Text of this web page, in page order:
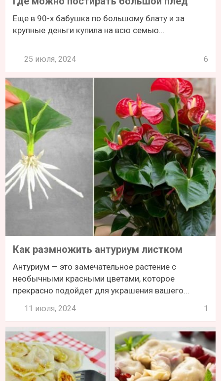
Еще в 90-х бабушка по большому блату и за
крупные деньги купила на всю семью...
25 июля, 2024 6
Как размножить антуриум листком
Антуриум — это замечательное растение с
необычными красными цветами, которое
прекрасно подойдет для украшения вашего...
11 июля, 2024 1